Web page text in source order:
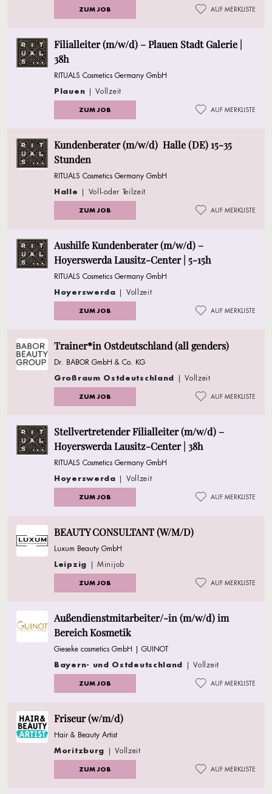
ZUM JOB AUF MERKLISTE
Filialleiter (m/w/d) – Plauen Stadt Galerie |
38h
RITUALS Cosmetics Germany GmbH
Plauen | Vollzeit
ZUM JOB AUF MERKLISTE
Kundenberater (m/w/d) Halle (DE) 15-35
Stunden
RITUALS Cosmetics Germany GmbH
Halle | Voll-oder Teilzeit
ZUM JOB AUF MERKLISTE
Aushilfe Kundenberater (m/w/d) –
Hoyerswerda Lausitz-Center | 5-15h
RITUALS Cosmetics Germany GmbH
Hoyerswerda | Vollzeit
ZUM JOB AUF MERKLISTE
Trainer*in Ostdeutschland (all genders)
Dr. BABOR GmbH & Co. KG
Großraum Ostdeutschland | Vollzeit
ZUM JOB AUF MERKLISTE
Stellvertretender Filialleiter (m/w/d) –
Hoyerswerda Lausitz-Center | 38h
RITUALS Cosmetics Germany GmbH
Hoyerswerda | Vollzeit
ZUM JOB AUF MERKLISTE
BEAUTY CONSULTANT (W/M/D)
Luxum Beauty GmbH
Leipzig | Minijob
ZUM JOB AUF MERKLISTE
Außendienstmitarbeiter/-in (m/w/d) im
Bereich Kosmetik
Gieseke cosmetics GmbH | GUINOT
Bayern- und Ostdeutschland | Vollzeit
ZUM JOB AUF MERKLISTE
Friseur (w/m/d)
Hair & Beauty Artist
Moritzburg | Vollzeit
ZUM JOB AUF MERKLISTE